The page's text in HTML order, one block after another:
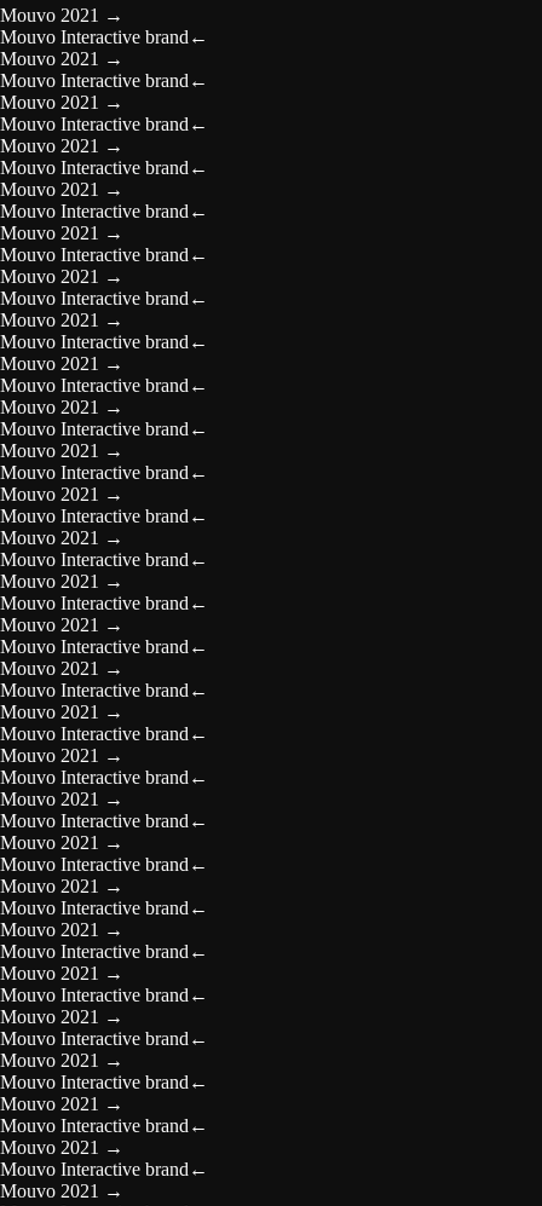
Mouvo 2021 →
Mouvo Interactive brand ←
Mouvo 2021 →
Mouvo Interactive brand ←
Mouvo 2021 →
Mouvo Interactive brand ←
Mouvo 2021 →
Mouvo Interactive brand ←
Mouvo 2021 →
Mouvo Interactive brand ←
Mouvo 2021 →
Mouvo Interactive brand ←
Mouvo 2021 →
Mouvo Interactive brand ←
Mouvo 2021 →
Mouvo Interactive brand ←
Mouvo 2021 →
Mouvo Interactive brand ←
Mouvo 2021 →
Mouvo Interactive brand ←
Mouvo 2021 →
Mouvo Interactive brand ←
Mouvo 2021 →
Mouvo Interactive brand ←
Mouvo 2021 →
Mouvo Interactive brand ←
Mouvo 2021 →
Mouvo Interactive brand ←
Mouvo 2021 →
Mouvo Interactive brand ←
Mouvo 2021 →
Mouvo Interactive brand ←
Mouvo 2021 →
Mouvo Interactive brand ←
Mouvo 2021 →
Mouvo Interactive brand ←
Mouvo 2021 →
Mouvo Interactive brand ←
Mouvo 2021 →
Mouvo Interactive brand ←
Mouvo 2021 →
Mouvo Interactive brand ←
Mouvo 2021 →
Mouvo Interactive brand ←
Mouvo 2021 →
Mouvo Interactive brand ←
Mouvo 2021 →
Mouvo Interactive brand ←
Mouvo 2021 →
Mouvo Interactive brand ←
Mouvo 2021 →
Mouvo Interactive brand ←
Mouvo 2021 →
Mouvo Interactive brand ←
Mouvo 2021 →